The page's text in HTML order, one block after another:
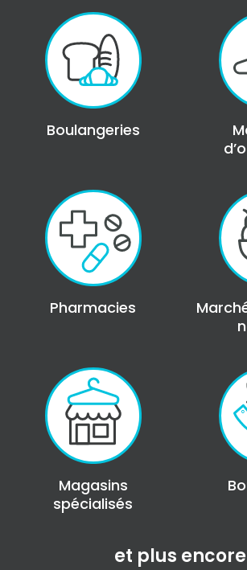
Boulangeries
Pharmacies
Magasins
spécialisés
et plus encore